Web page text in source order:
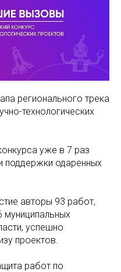
регионального трека
технологических
уже в 7 раз
поддержки одаренных
авторы 93 работ,
муниципальных
успешно
проектов.
работ по